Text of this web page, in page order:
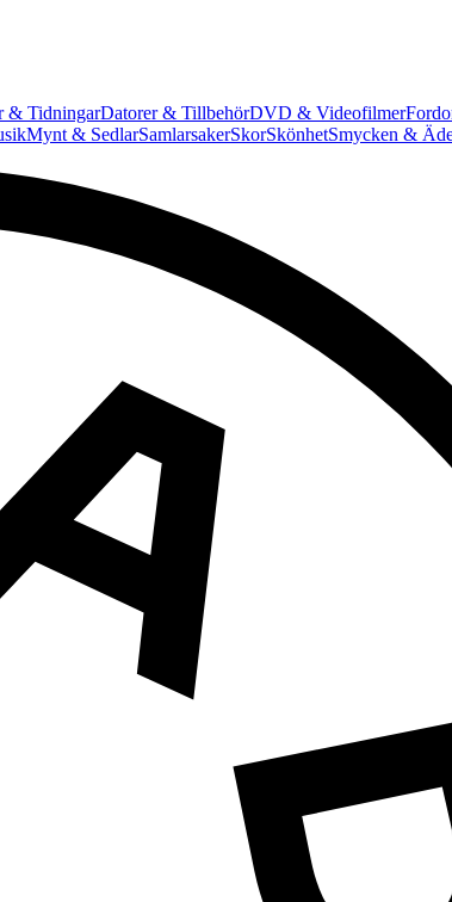
& TidningarDatorer & TillbehörDVD & Videofilmer
Mynt & SedlarSamlarsakerSkorSkönhetSmycken &